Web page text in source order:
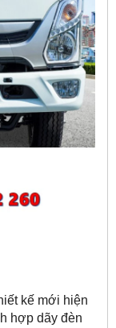
kế mới hiện
hợp dãy đèn